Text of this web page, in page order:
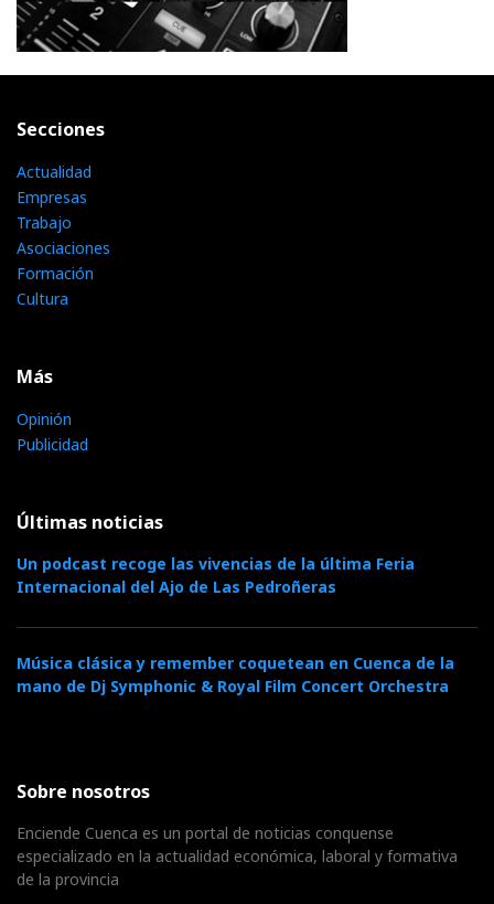
Secciones
Actualidad
Empresas
Trabajo
Asociaciones
Formación
Cultura
Más
Opinión
Publicidad
Últimas noticias
Un podcast recoge las vivencias de la última Feria
Internacional del Ajo de Las Pedroñeras
Música clásica y remember coquetean en Cuenca de la
mano de Dj Symphonic & Royal Film Concert Orchestra
Sobre nosotros
Enciende Cuenca es un portal de noticias conquense
especializado en la actualidad económica, laboral y formativa
de la provincia